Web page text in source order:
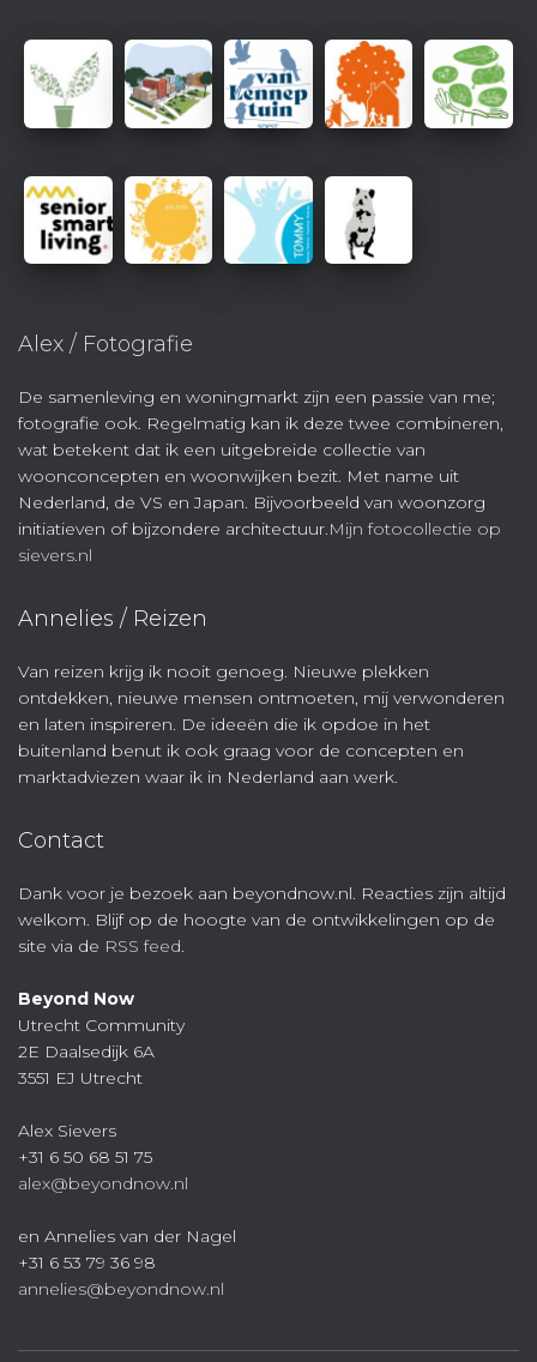
Alex / Fotografie
De samenleving en woningmarkt zijn een passie van me;
fotografie ook. Regelmatig kan ik deze twee combineren,
wat betekent dat ik een uitgebreide collectie van
woonconcepten en woonwijken bezit. Met name uit
Nederland, de VS en Japan. Bijvoorbeeld van woonzorg
initiatieven of bijzondere architectuur.Mijn fotocollectie op
sievers.nl
Annelies / Reizen
Van reizen krijg ik nooit genoeg. Nieuwe plekken
ontdekken, nieuwe mensen ontmoeten, mij verwonderen
en laten inspireren. De ideeën die ik opdoe in het
buitenland benut ik ook graag voor de concepten en
marktadviezen waar ik in Nederland aan werk.
Contact
Dank voor je bezoek aan beyondnow.nl. Reacties zijn altijd
welkom. Blijf op de hoogte van de ontwikkelingen op de
site via de RSS feed.
Beyond Now
Utrecht Community
2E Daalsedijk 6A
3551 EJ Utrecht
Alex Sievers
+31 6 50 68 51 75
alex@beyondnow.nl
en Annelies van der Nagel
+31 6 53 79 36 98
annelies@beyondnow.nl